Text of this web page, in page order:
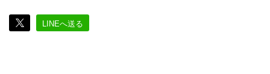
LINEへ送る